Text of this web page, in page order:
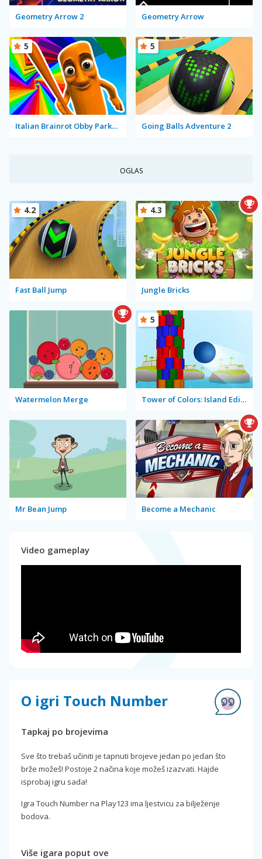
Geometry Arrow 2 Geometry Arrow
Italian Brainrot Obby Parkour
5
Going Balls Adventure 2
5
OGLAS
Fast Ball Jump
4.2
Jungle Bricks
4.3
Watermelon Merge Tower of Colors: Island Edition
5
Mr Bean Jump Become a Mechanic
Video gameplay
O igri Touch Number
Tapkaj po brojevima
Sve što trebaš učiniti je tapnuti brojeve jedan po jedan što
brže možeš! Postoje 2 načina koje možeš izazvati. Hajde
isprobaj igru sada!
Igra Touch Number na Play123 ima ljestvicu za bilježenje
bodova.
Više igara poput ove